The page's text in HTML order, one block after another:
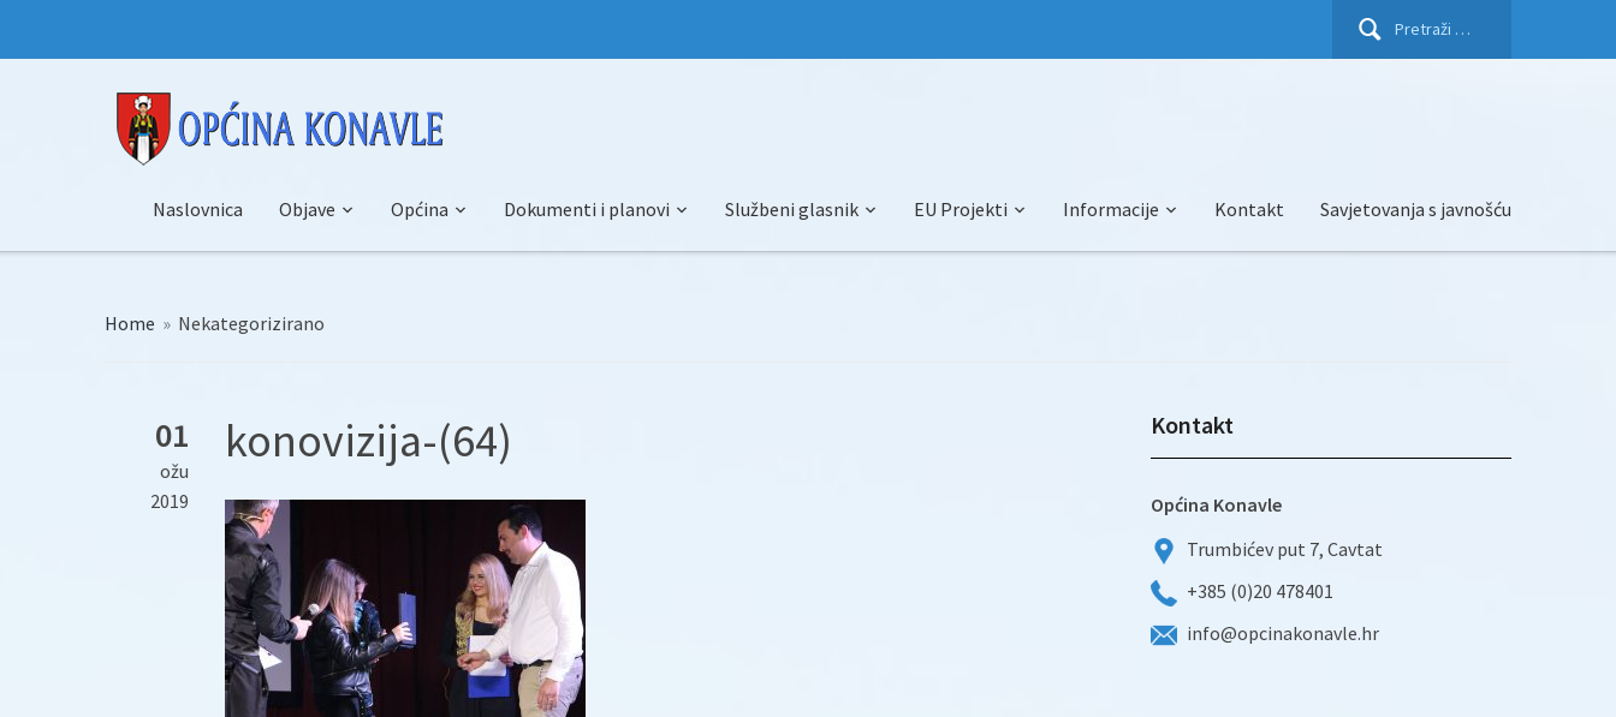
Pretraži:
Naslovnica Objave Općina Dokumenti i planovi Službeni glasnik EU Projekti Informacije Kontakt Savjetovanja s javnošću
Home » Nekategorizirano
01
ožu
2019
konovizija-(64) Kontakt
Općina Konavle
Trumbićev put 7, Cavtat
+385 (0)20 478401
info@opcinakonavle.hr